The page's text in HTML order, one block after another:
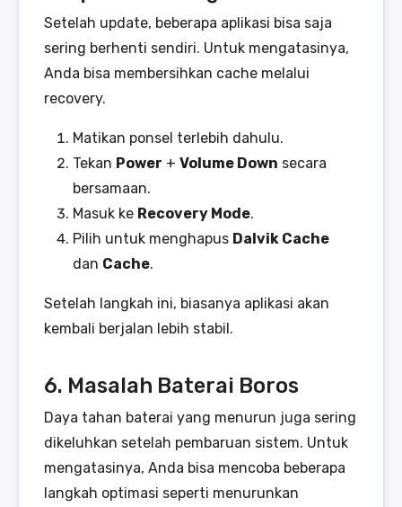
Setelah update, beberapa aplikasi bisa saja
sering berhenti sendiri. Untuk mengatasinya,
Anda bisa membersihkan cache melalui
recovery.
Matikan ponsel terlebih dahulu.
Tekan Power + Volume Down secara
bersamaan.
Masuk ke Recovery Mode.
Pilih untuk menghapus Dalvik Cache
dan Cache.
Setelah langkah ini, biasanya aplikasi akan
kembali berjalan lebih stabil.
6. Masalah Baterai Boros
Daya tahan baterai yang menurun juga sering
dikeluhkan setelah pembaruan sistem. Untuk
mengatasinya, Anda bisa mencoba beberapa
langkah optimasi seperti menurunkan